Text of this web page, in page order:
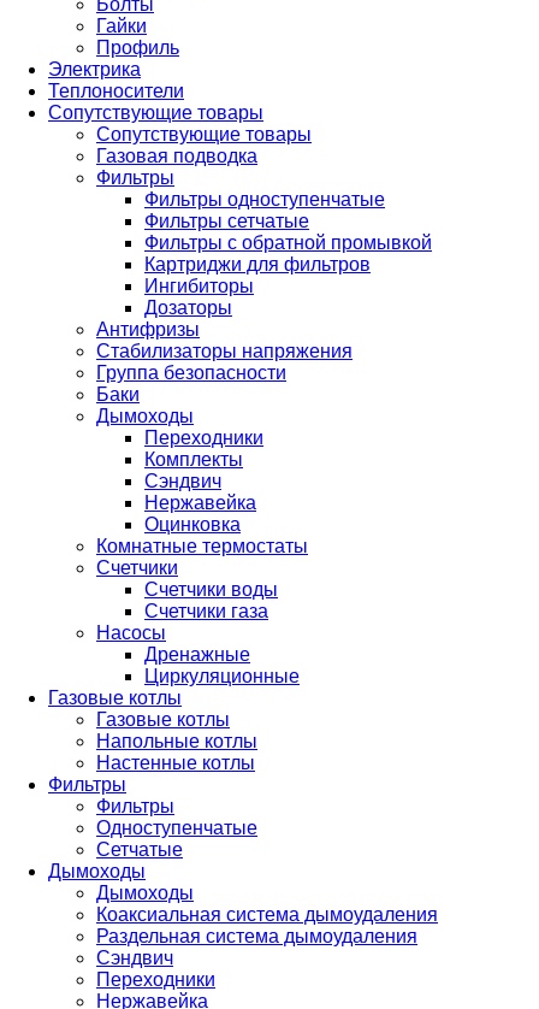
Болты
Гайки
Профиль
Электрика
Теплоносители
Сопутствующие товары
Сопутствующие товары
Газовая подводка
Фильтры
Фильтры одноступенчатые
Фильтры сетчатые
Фильтры с обратной промывкой
Картриджи для фильтров
Ингибиторы
Дозаторы
Антифризы
Стабилизаторы напряжения
Группа безопасности
Баки
Дымоходы
Переходники
Комплекты
Сэндвич
Нержавейка
Оцинковка
Комнатные термостаты
Счетчики
Счетчики воды
Счетчики газа
Насосы
Дренажные
Циркуляционные
Газовые котлы
Газовые котлы
Напольные котлы
Настенные котлы
Фильтры
Фильтры
Одноступенчатые
Сетчатые
Дымоходы
Дымоходы
Коаксиальная система дымоудаления
Раздельная система дымоудаления
Сэндвич
Переходники
Нержавейка